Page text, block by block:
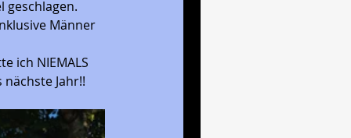
geschlagen.
Männer
ich NIEMALS
Jahr!!